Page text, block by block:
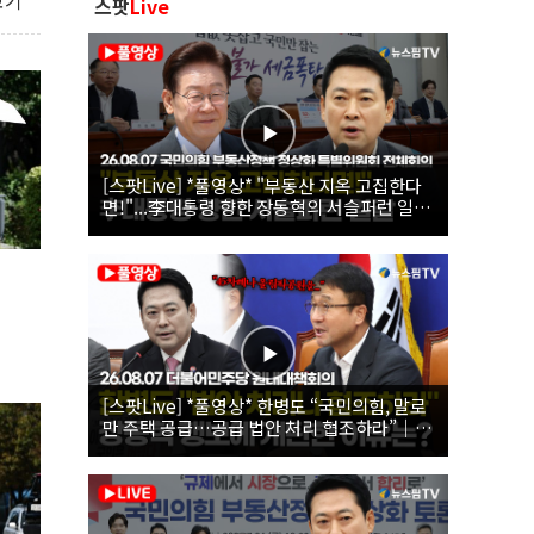
스팟Live
[스팟Live] *풀영상* "부동산 지옥 고집한다
면!"...李대통령 향한 장동혁의 서슬퍼런 일갈
| 26.08.07 국민의힘 부동산정책 정상화 특별
위원회 전체회의
[스팟Live] *풀영상* 한병도 “국민의힘, 말로
만 주택 공급…공급 법안 처리 협조하라”｜
26.08.07 더불어민주당 원내대책회의